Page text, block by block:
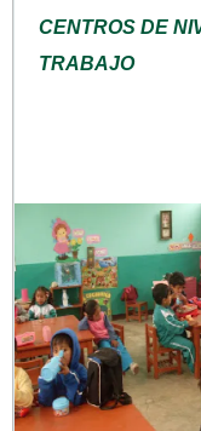
CENTROS DE
TRABAJO